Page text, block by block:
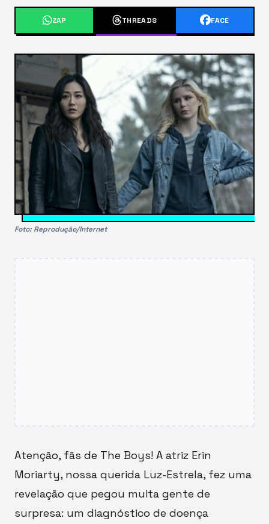
ZAP THREADS FACE
Foto: Reprodução/Internet
Atenção, fãs de The Boys! A atriz Erin
Moriarty, nossa querida Luz-Estrela, fez uma
revelação que pegou muita gente de
surpresa: um diagnóstico de doença